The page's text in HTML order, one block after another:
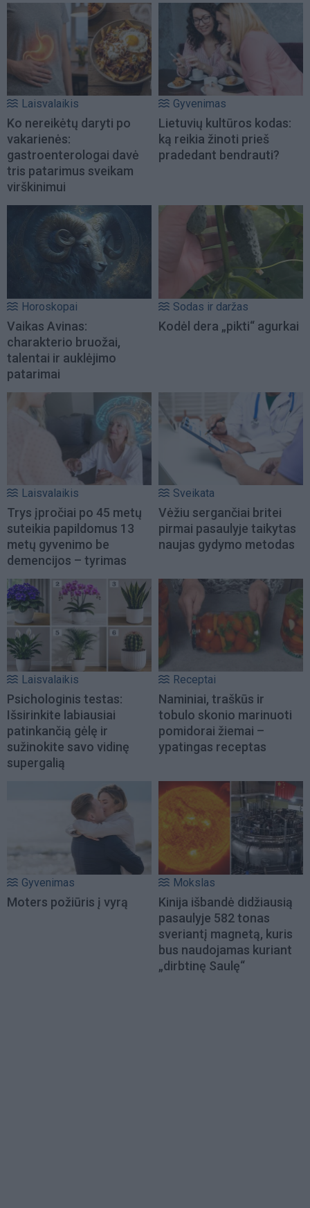
Laisvalaikis
Ko nereikėtų daryti po
vakarienės:
gastroenterologai davė
tris patarimus sveikam
virškinimui
Gyvenimas
Lietuvių kultūros kodas:
ką reikia žinoti prieš
pradedant bendrauti?
Horoskopai
Vaikas Avinas:
charakterio bruožai,
talentai ir auklėjimo
patarimai
Sodas ir daržas
Kodėl dera „pikti“ agurkai
Laisvalaikis
Trys įpročiai po 45 metų
suteikia papildomus 13
metų gyvenimo be
demencijos – tyrimas
Sveikata
Vėžiu sergančiai britei
pirmai pasaulyje taikytas
naujas gydymo metodas
Laisvalaikis
Psichologinis testas:
Išsirinkite labiausiai
patinkančią gėlę ir
sužinokite savo vidinę
supergalią
Receptai
Naminiai, traškūs ir
tobulo skonio marinuoti
pomidorai žiemai –
ypatingas receptas
Gyvenimas
Moters požiūris į vyrą
Mokslas
Kinija išbandė didžiausią
pasaulyje 582 tonas
sveriantį magnetą, kuris
bus naudojamas kuriant
„dirbtinę Saulę“